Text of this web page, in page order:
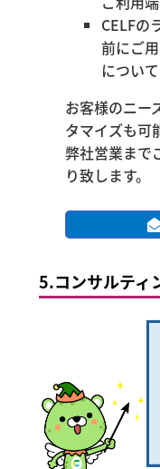
CELFの
前にご
につい
お客様のニー
タマイズも可
弊社営業まで
り致します。
5.コンサルティ